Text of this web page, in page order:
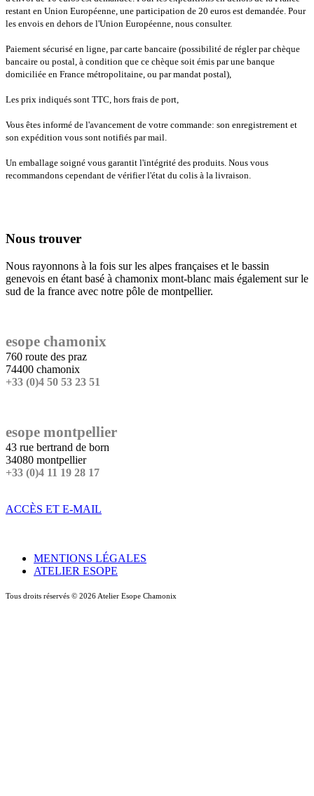
restant en Union Européenne, une participation de 20 euros est demandée. Pour
les envois en dehors de l'Union Européenne, nous consulter.
Paiement sécurisé en ligne, par carte bancaire (possibilité de régler par chèque
bancaire ou postal, à condition que ce chèque soit émis par une banque
domiciliée en France métropolitaine, ou par mandat postal),
Les prix indiqués sont TTC, hors frais de port,
Vous êtes informé de l'avancement de votre commande: son enregistrement et
son expédition vous sont notifiés par mail.
Un emballage soigné vous garantit l'intégrité des produits. Nous vous
recommandons cependant de vérifier l'état du colis à la livraison.
Nous trouver
Nous rayonnons à la fois sur les alpes françaises et le bassin
genevois en étant basé à chamonix mont-blanc mais également sur le
sud de la france avec notre pôle de montpellier.
esope chamonix
760 route des praz
74400 chamonix
+33 (0)4 50 53 23 51
esope montpellier
43 rue bertrand de born
34080 montpellier
+33 (0)4 11 19 28 17
ACCÈS ET E-MAIL
MENTIONS LÉGALES
ATELIER ESOPE
Tous droits réservés © 2026 Atelier Esope Chamonix